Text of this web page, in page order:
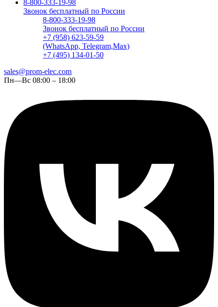
8-800-333-19-98
Звонок бесплатный по России
8-800-333-19-98
Звонок бесплатный по России
+7 (958) 623-59-59
(WhatsApp, Telegram,Max)
+7 (495) 134-01-50
sales@prom-elec.com
Пн—Вс 08:00 – 18:00